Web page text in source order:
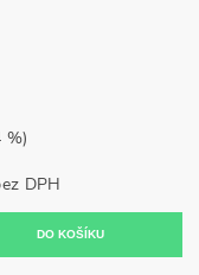
%)
Kč bez DPH